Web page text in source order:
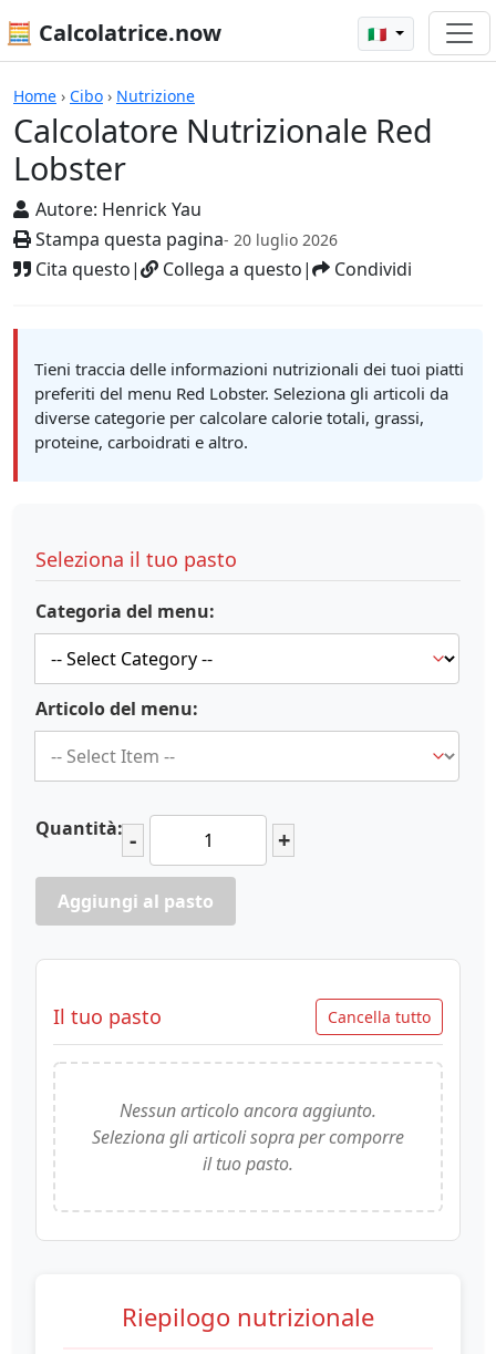
🧮 Calcolatrice.now 🇮🇹
Home › Cibo › Nutrizione
Calcolatore Nutrizionale Red
Lobster
Autore: Henrick Yau
Stampa questa pagina- 20 luglio 2026
Cita questo| Collega a questo| Condividi
Calcolatrici
Tieni traccia delle informazioni nutrizionali dei tuoi piatti
preferiti del menu Red Lobster. Seleziona gli articoli da
diverse categorie per calcolare calorie totali, grassi,
proteine, carboidrati e altro.
Seleziona il tuo pasto
Categoria del menu:
Articolo del menu:
Quantità: - +
Aggiungi al pasto
Il tuo pasto Cancella tutto
Nessun articolo ancora aggiunto.
Seleziona gli articoli sopra per comporre
il tuo pasto.
Riepilogo nutrizionale